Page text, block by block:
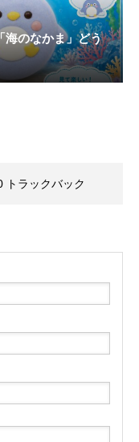
海のなかま」どう
トラックバック